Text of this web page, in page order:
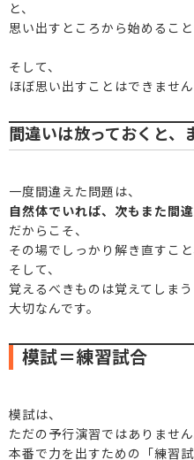
と、
思い出すところから始めること
そして、
ほぼ思い出すことはできません
間違いは放っておくと、
一度間違えた問題は、
自然体でいれば、次もまた間
だからこそ、
その場でしっかり解き直すこと
そして、
覚えるべきものは覚えてしま
大切なんです。
模試＝練習試合
模試は、
ただの予行演習ではありません
本番で力を出すための「練習試